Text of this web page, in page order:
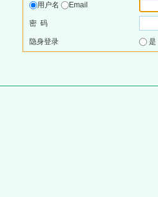
用户名
Email
密 码
隐身登录